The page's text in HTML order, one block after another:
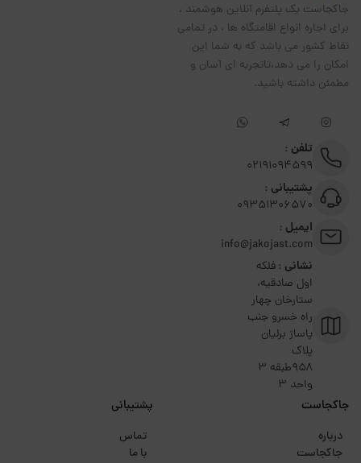
جاکجاست یک پلتفرم آنلاین هوشمند ،
برای اجاره انواع اقامتگاه ها ، در تمامی
نقاط کشور می باشد که به شما این
امکان را می دهد،تاتجربه ای آسان و
مطمئن داشته باشید.
تلفن :
02191094599
پشتیبانی :
09351306570
ایمیل :
info@jakojast.com
نشانی :فلکه
اول صادقیه،
ستارخان چهار
راه خسرو جنب
پاساژ برلیان
پلاک
۹۵۸طبقه 3
واحد 3
جاکجاست
درباره
جاکجاست
پشتیبانی
تماس
با ما